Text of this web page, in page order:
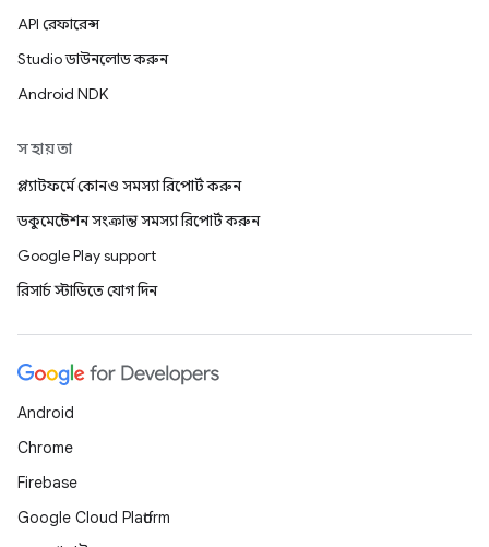
API রেফারেন্স
Studio ডাউনলোড করুন
Android NDK
সহায়তা
প্ল্যাটফর্মে কোনও সমস্যা রিপোর্ট করুন
ডকুমেন্টেশন সংক্রান্ত সমস্যা রিপোর্ট করুন
Google Play support
রিসার্চ স্টাডিতে যোগ দিন
Android
Chrome
Firebase
Google Cloud Platform